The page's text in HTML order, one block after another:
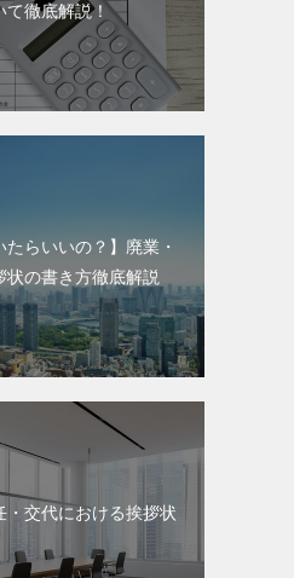
て徹底解説！
たらいいの？】廃業・
状の書き方徹底解説
・交代における挨拶状